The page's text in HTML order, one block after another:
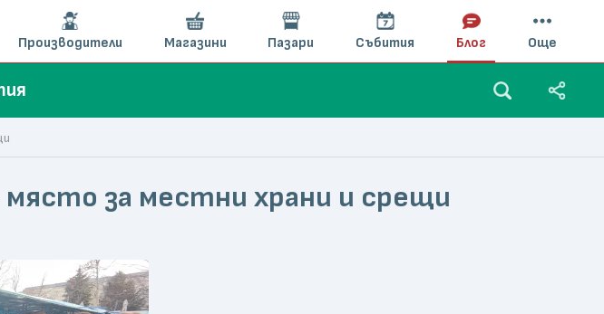
за местни храни и срещи
Производители Магазини Пазари Събития Блог Още